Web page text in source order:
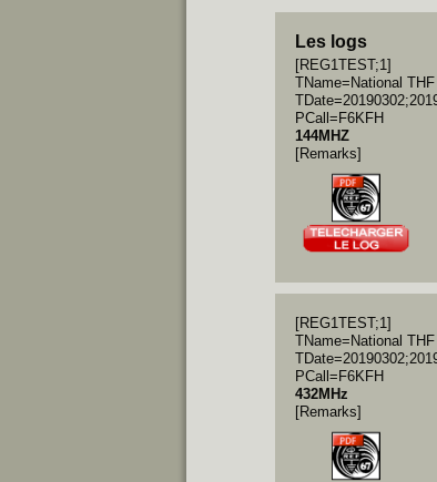
Les logs
[REG1TEST;1]
TName=National THF
PCall=F6KFH
144MHZ
[Remarks]
[REG1TEST;1]
TName=National THF
PCall=F6KFH
432MHz
[Remarks]